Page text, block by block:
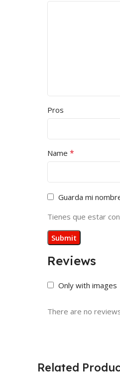
Reviews
Only with images
There are no
Pros
Name *
Guarda mi
Tienes que estar
Related